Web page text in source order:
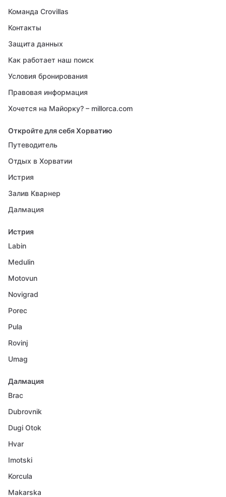
Команда Crovillas
Контакты
Защита данных
Как работает наш поиск
Условия бронирования
Правовая информация
Хочется на Майорку? – millorca.com
Откройте для себя Хорватию
Путеводитель
Отдых в Хорватии
Истрия
Залив Кварнер
Далмация
Истрия
Labin
Medulin
Motovun
Novigrad
Porec
Pula
Rovinj
Umag
Далмация
Brac
Dubrovnik
Dugi Otok
Hvar
Imotski
Korcula
Makarska